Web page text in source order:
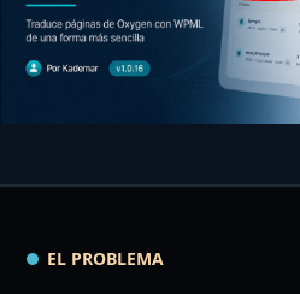
EL PROBLEMA